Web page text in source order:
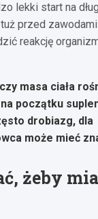
lekki start na
przed
reakcję
masa ciała
początku
drobiazg, dla
może mieć
żeby